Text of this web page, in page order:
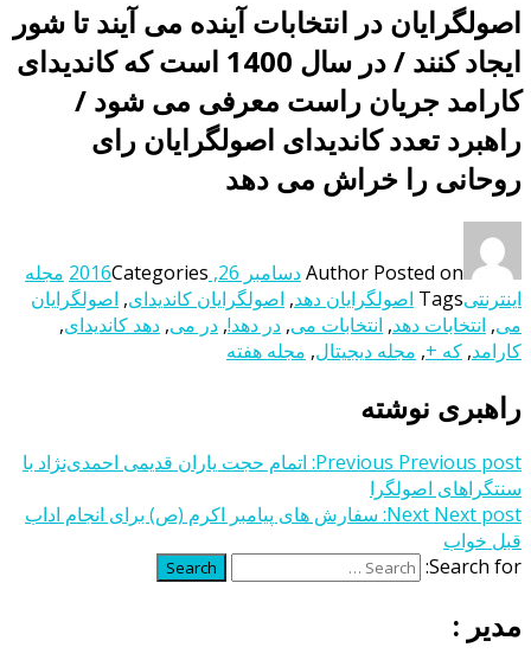
اصولگرایان در انتخابات آینده می آیند تا شور
ایجاد کنند / در سال 1400 است که کاندیدای
کارامد جریان راست معرفی می شود /
راهبرد تعدد کاندیدای اصولگرایان رای
روحانی را خراش می دهد
Author Posted on دسامبر 26, 2016 Categories
مجله
اینترنتیTags اصولگرایان دهد, اصولگرایان کاندیدای, اصولگرایان
می, انتخابات دهد, انتخابات می, در دهد!, در می, دهد کاندیدای,
کارامد, که +, مجله دیجیتال, مجله هفته
راهبری نوشته
Previous Previous post:
اتمام حجت یاران قدیمی احمدی‌نژاد با
سنت‎گراهای اصولگرا
Next Next post:
سفارش های پیامبر اکرم (ص) برای انجام اداب
قبل خواب
Search for:
Search
مدیر :